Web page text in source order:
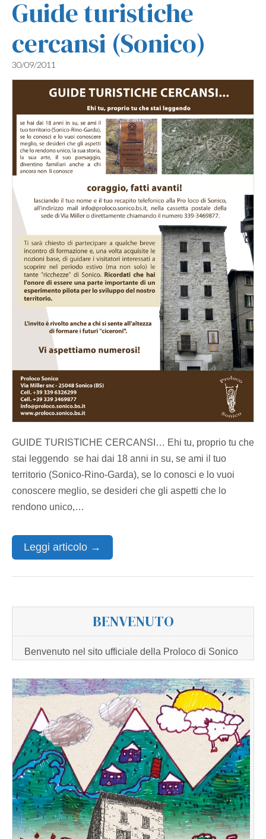
Guide turistiche
cercansi (Sonico)
30/09/2011
GUIDE TURISTICHE CERCANSI… Ehi tu, proprio tu che
stai leggendo se hai dai 18 anni in su, se ami il tuo
territorio (Sonico-Rino-Garda), se lo conosci e lo vuoi
conoscere meglio, se desideri che gli aspetti che lo
rendono unico,…
Leggi articolo →
BENVENUTO
Benvenuto nel sito ufficiale della Proloco di Sonico